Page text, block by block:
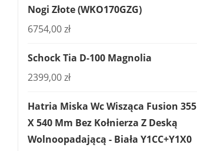
Nogi Złote (WKO170GZG)
6754,00zł
Schock Tia D-100 Magnolia
2399,00zł
Hatria Miska Wc Wisząca Fusion 355
X 540 Mm Bez Kołnierza Z Deską
Wolnoopadającą - Biała Y1CC+Y1X0